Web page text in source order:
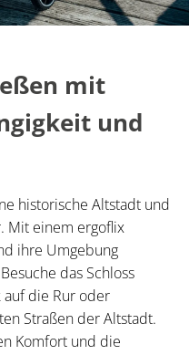
mit
und
historische Altstadt und
Mit einem ergoflix
ihre Umgebung
das Schloss
auf die Rur oder
Straßen der Altstadt.
Komfort und die